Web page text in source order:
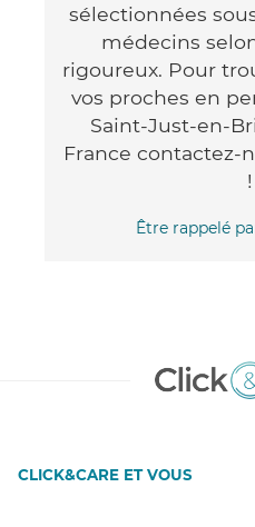
sélectionnées
médecins
rigoureux. Pour
vos proches en
Saint-Just-en-
France contactez-
!
Être rappelé
CLICK&CARE ET VOUS